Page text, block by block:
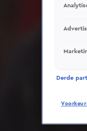
Derde